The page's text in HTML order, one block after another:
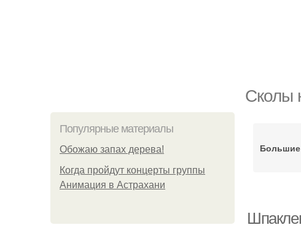
Сколы
Популярные материалы
Обожaю зaпах деpева!
Когда пройдут концерты группы
Анимация в Астрахани